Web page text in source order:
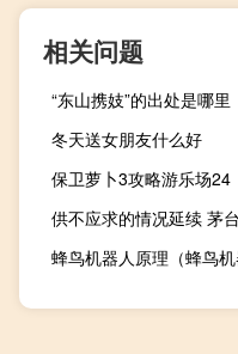
相关问题
“东山携妓”的出处是哪里
冬天送女朋友什么好
保卫萝卜3攻略游乐场24
供不应求的情况延续 茅